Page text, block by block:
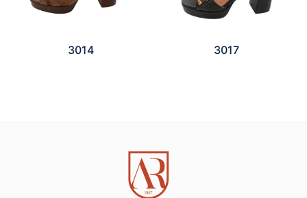
3014 3017